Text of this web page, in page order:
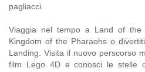
pagliacci.
Viaggia nel tempo a Land of the
Kingdom of the Pharaohs o
Landing. Visita il nuovo perscorso
film Lego 4D e conosci le stelle